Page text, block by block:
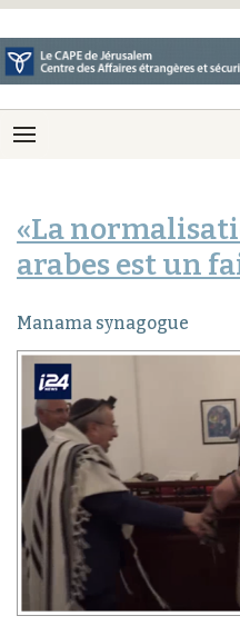
«La
arabes est un
Manama synagogue